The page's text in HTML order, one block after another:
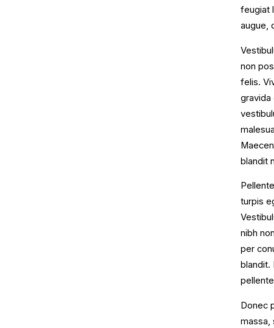
feugiat
augue,
non
felis.
gravida
blandit
turpis
nibh
per
Donec
massa,